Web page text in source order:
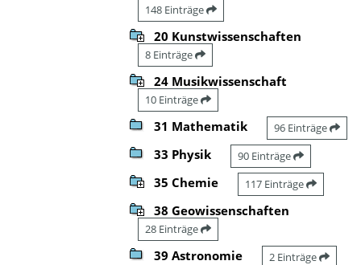
148 Einträge
20 Kunstwissenschaften
8 Einträge
24 Musikwissenschaft
10 Einträge
31 Mathematik 96 Einträge
33 Physik 90 Einträge
35 Chemie 117 Einträge
38 Geowissenschaften
28 Einträge
39 Astronomie 2 Einträge